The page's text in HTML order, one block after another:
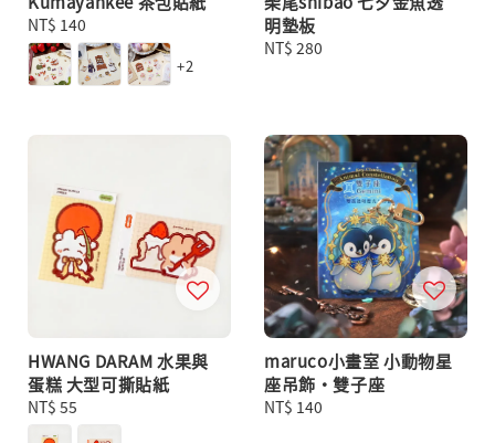
Regular
price
NT$ 140
+2
明墊板
Regular
NT$ 280
HWANG DARAM 水果與
蛋糕 大型可撕貼紙
Regular
price
NT$ 55
maruco小畫室 小動物星
座吊飾・雙子座
Regular
NT$ 140